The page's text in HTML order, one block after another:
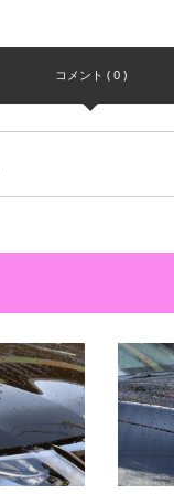
コメント ( 0 )